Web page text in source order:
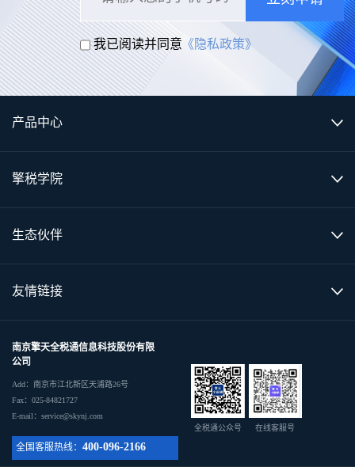
我已阅读并同意《隐私政策》
产品中心
擎税学院
生态伙伴
友情链接
南京擎天全税通信息科技股份有限
公司
Add：南京市江北新区天浦路26号
Fax：025-84821727
E-mail：service@skynj.com
全国客服热线： 400-096-2166
全税通公众号 在线客服号